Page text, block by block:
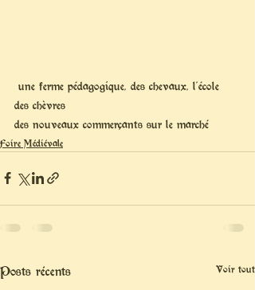
des chèvres
des nouveaux commerçants sur le marché
Foire Médiévale
Posts récents Voir tout